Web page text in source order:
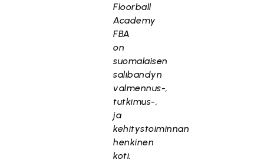
Floorball
Academy
FBA
on
suomalaisen
salibandyn
valmennus-,
tutkimus-,
ja
kehitystoiminnan
henkinen
koti.